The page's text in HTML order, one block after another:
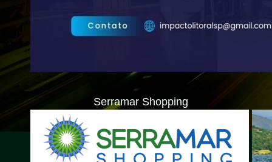
Serramar Shopping